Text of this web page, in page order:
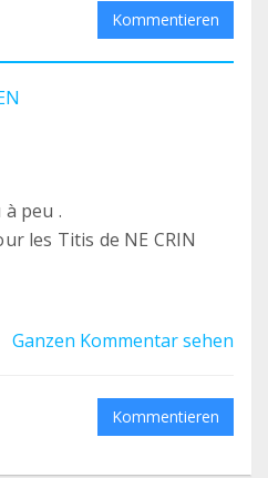
Kommentieren
peu .
les Titis de NE CRIN
Ganzen Kommentar sehen
Kommentieren